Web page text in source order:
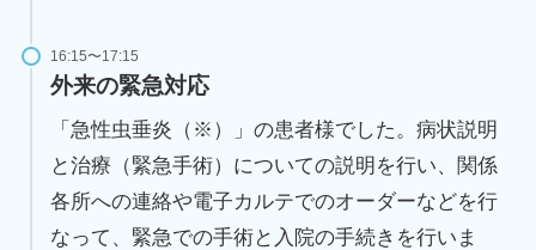
16:15〜17:15
外来の緊急対応
「急性虫垂炎（※）」の患者様でした。病状説明
と治療（緊急手術）についての説明を行い、関係
各所への連絡や電子カルテでのオーダーなどを行
なって、緊急での手術と入院の手続きを行いま